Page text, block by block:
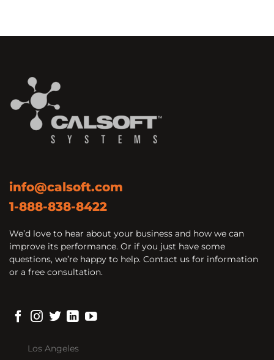
info@calsoft.com
1-888-838-8422
We’d love to hear about your business and how we can
improve its performance. Or if you just have some
questions, we’re happy to help. Contact us for information
or a free consultation.
Los Angeles